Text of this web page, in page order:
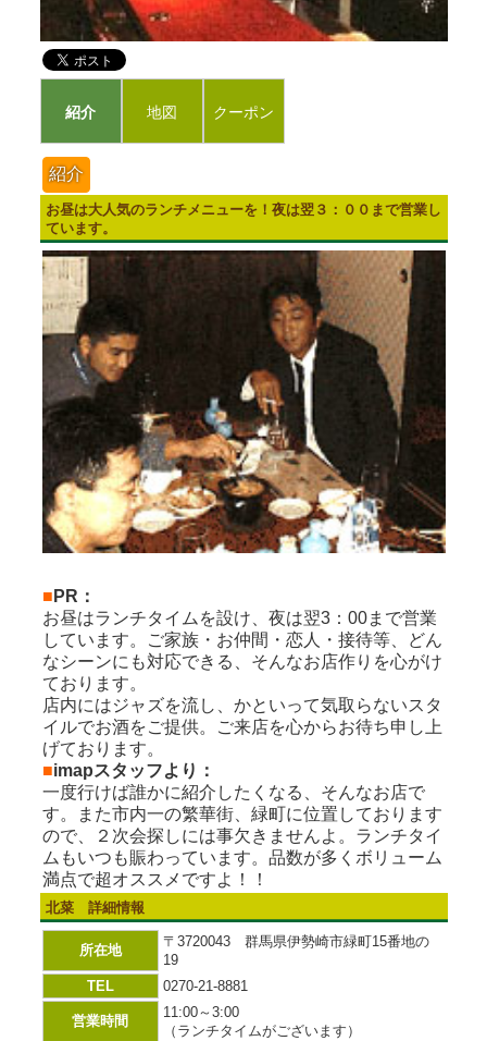
紹介 地図 クーポン
紹介
お昼は大人気のランチメニューを！夜は翌３：００まで営業し
ています。
■ PR：
お昼はランチタイムを設け、夜は翌3：00まで営業
しています。ご家族・お仲間・恋人・接待等、どん
なシーンにも対応できる、そんなお店作りを心がけ
ております。
店内にはジャズを流し、かといって気取らないスタ
イルでお酒をご提供。ご来店を心からお待ち申し上
げております。
■imapスタッフより：
一度行けば誰かに紹介したくなる、そんなお店で
す。また市内一の繁華街、緑町に位置しております
ので、２次会探しには事欠きませんよ。ランチタイ
ムもいつも賑わっています。品数が多くボリューム
満点で超オススメですよ！！
北菜 詳細情報
所在地
〒3720043 群馬県伊勢崎市緑町15番地の
19
TEL
0270-21-8881
営業時間
11:00～3:00
（ランチタイムがございます）